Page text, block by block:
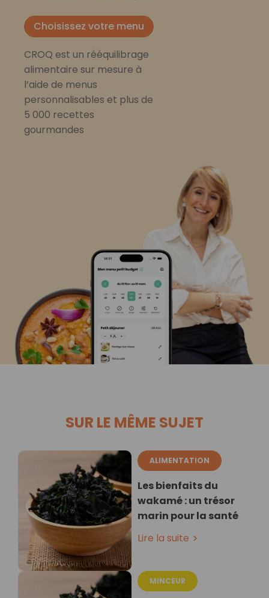
Choisissez votre menu
CROQ est un rééquilibrage
alimentaire sur mesure à
l’aide de menus
personnalisables et plus de
5 000 recettes
gourmandes
SUR LE MÊME SUJET
ALIMENTATION
Les bienfaits du
wakamé : un trésor
marin pour la santé
Lire la suite
MINCEUR